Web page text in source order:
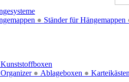
● Ständer für Hängemappen
Kunststoffboxen
Organizer ● Ablageboxen ●